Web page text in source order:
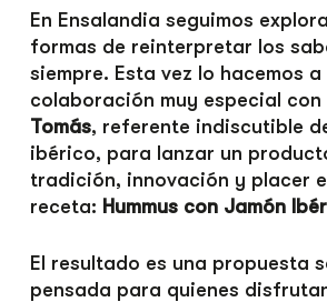
En Ensalandia seguimos
formas de reinterpretar los
siempre. Esta vez lo hacemos
colaboración muy especial con
Tomás, referente indiscutible
ibérico, para lanzar un
tradición, innovación y placer
receta: Hummus con Jamón
El resultado es una propuesta
pensada para quienes